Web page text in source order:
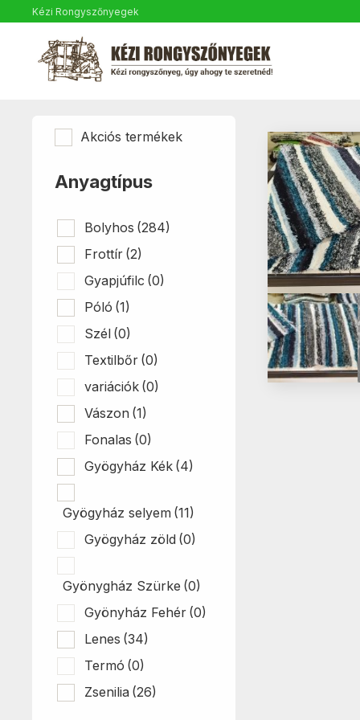
Kézi Rongyszőnyegek
Akciós termékek
Anyagtípus
Bolyhos (284)
Frottír (2)
Gyapjúfilc (0)
Póló (1)
Szél (0)
Textilbőr (0)
variációk (0)
Vászon (1)
Fonalas (0)
Gyögyház Kék (4)
Gyögyház selyem (11)
Gyögyház zöld (0)
Gyönygház Szürke (0)
Gyönyház Fehér (0)
Lenes (34)
Termó (0)
Zsenilia (26)